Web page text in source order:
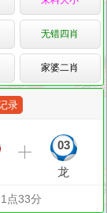
无错四肖
家婆二肖